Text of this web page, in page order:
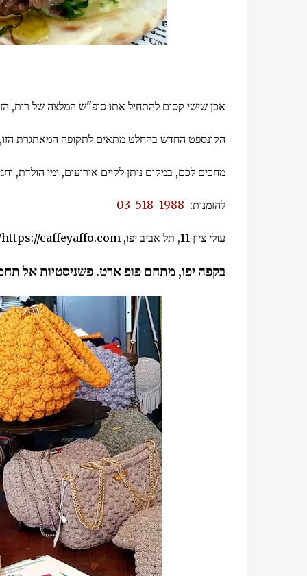
אכן שישי קסום להתחיל אתו סופ"ש המלצה של רות,
הקונספט החדש בהחלט מתאים לתקופה המאתגרת
מחכים לכם, במקום ניתן לקיים אירועים, ימי הולדת,
להזמנות: 03-518-1988
עולי ציון 11, תל אביב יפו, https://caffeyaffo.com//
בקפה יפו, מתחם פופ ארט. פשניסטיות אל